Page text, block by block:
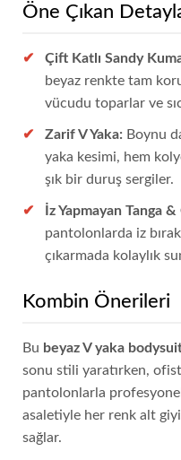
Öne Çıkan
Çift Katlı Sandy
beyaz renkte tam
vücudu toparlar ve
Zarif V Yaka: Boynu
yaka kesimi, hem
şık bir duruş sergiler.
İz Yapmayan Tanga &
pantolonlarda iz
çıkarmada kolaylık
Kombin Önerileri
Bu beyaz V yaka
sonu stili yaratırken,
pantolonlarla
asaletiyle her renk alt
sağlar.